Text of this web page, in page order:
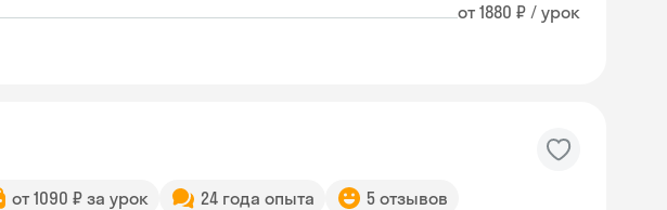
от 1880 ₽ / урок
от 1090 ₽ за урок 24 года опыта 5 отзывов